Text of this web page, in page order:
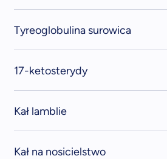
Tyreoglobulina surowica
17-ketosterydy
Kał lamblie
Kał na nosicielstwo